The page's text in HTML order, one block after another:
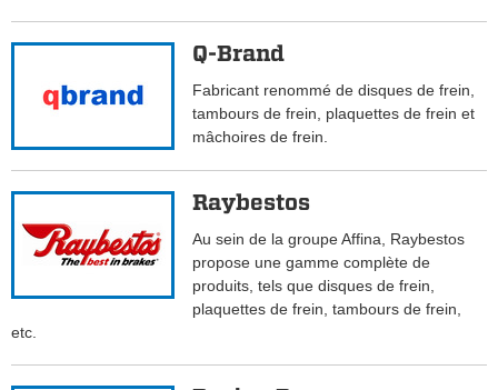
Q-Brand
Fabricant renommé de disques de frein,
tambours de frein, plaquettes de frein et
mâchoires de frein.
Raybestos
Au sein de la groupe Affina, Raybestos
propose une gamme complète de
produits, tels que disques de frein,
plaquettes de frein, tambours de frein,
etc.